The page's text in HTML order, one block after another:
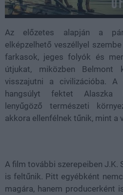
Az előzetes alapján a
elképzelhető veszéllyel
farkasok, jeges folyók és
útjukat, miközben Belmont
visszajutni a civilizációba. A
hangsúlyt fektet Alaszka
lenyűgöző természeti
akkora ellenfélnek tűnik, mint a
A film további szerepeiben J.K.
is feltűnik. Pitt egyébként
magára, hanem producerként